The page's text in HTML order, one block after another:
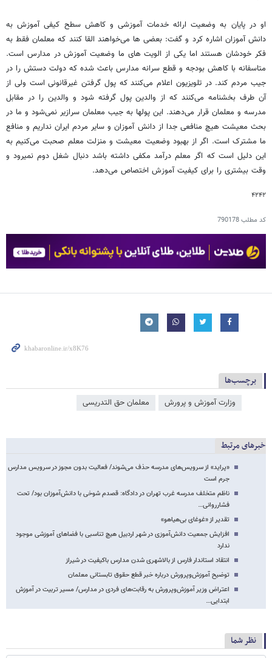
او در پایان به وضعیت ارائه خدمات آموزشی و کاهش سطح کیفی آموزش به
دانش آموزان اشاره کرد و گفت: بعضی ها می‌خواهند القا کنند که معلمان فقط به
فکر خودشان هستند اما یکی از الویت های ما وضعیت آموزش در مدارس است.
متاسفانه با کاهش بودجه و قطع سرانه مدارس باعث شده که دولت دستش را در
جیب مردم کند. در تلویزیون اعلام می‌کنند که پول گرفتن غیرقانونی است ولی از
آن طرف بخشنامه می‌کنند که از والدین پول گرفته شود و والدین را در مقابل
مدرسه و معلمان قرار می‌دهند. این پولها به جیب معلمان سرازیر نمی‌شود و ما در
بحث معیشت هیچ منافعی جدا از دانش آموزان و سایر مردم ایران نداریم و منافع
ما مشترک است. اگر از بهبود وضعیت معیشت و منزلت معلم صحبت می‌کنیم به
این دلیل است که اگر معلم درآمد مکفی داشته باشد دنبال شغل دوم نمیرود و
وقت بیشتری را برای کیفیت آموزش اختصاص می‌دهد.
۴۲۴۲
کد مطلب790178
برچسب‌ها
وزارت آموزش و پرورش معلمان حق التدریسی
خبرهای مرتبط
«پراید» از سرویس‌های مدرسه حذف می‌شوند/ فعالیت بدون مجوز در سرویس مدارس
جرم است
ناظم متخلف مدرسه غرب تهران در دادگاه: قصدم شوخی با دانش‌آموزان بود/ تحت
فشارروانی…
تقدیر از «غوغای بی‌هیاهو»
افزایش جمعیت دانش‌آموزی در شهر اردبیل هیچ تناسبی با فضاهای آموزشی موجود
ندارد
انتقاد استاندار فارس از بالاشهری شدن مدارس باکیفیت در شیراز
توضیح آموزش‌وپرورش درباره خبر قطع حقوق تابستانی معلمان
اعتراض وزیر آموزش‌وپرورش به رقابت‌های فردی در مدارس/ مسیر تربیت در آموزش
ابتدایی…
نظر شما